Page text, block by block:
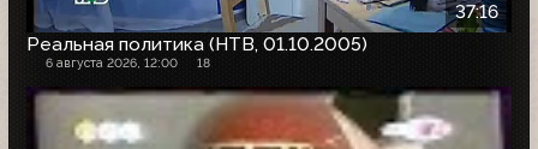
37:16
Реальная политика (НТВ, 01.10.2005)
6 августа 2026, 12:00 18